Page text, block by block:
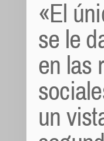
«El
se le
en las
un